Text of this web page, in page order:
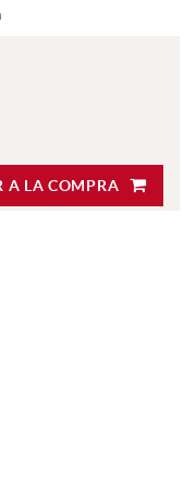
A LA COMPRA